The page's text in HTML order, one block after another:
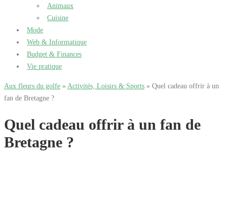
Animaux
Cuisine
Mode
Web & Informatique
Budget & Finances
Vie pratique
Aux fleurs du golfe » Activités, Loisirs & Sports » Quel cadeau offrir à un
fan de Bretagne ?
Quel cadeau offrir à un fan de
Bretagne ?